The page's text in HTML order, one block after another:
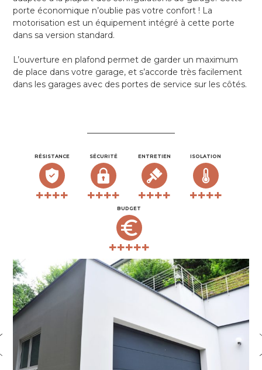
porte économique n’oublie pas votre confort ! La
motorisation est un équipement intégré à cette porte
dans sa version standard.
L’ouverture en plafond permet de garder un maximum
de place dans votre garage, et s’accorde très facilement
dans les garages avec des portes de service sur les côtés.
RÉSISTANCE SÉCURITÉ ENTRETIEN ISOLATION
BUDGET